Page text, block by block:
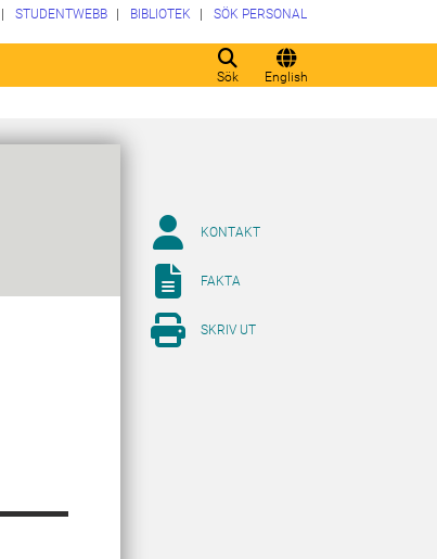
Sök English
STUDENTWEBB BIBLIOTEK SÖK PERSONAL
KONTAKT
FAKTA
SKRIV UT